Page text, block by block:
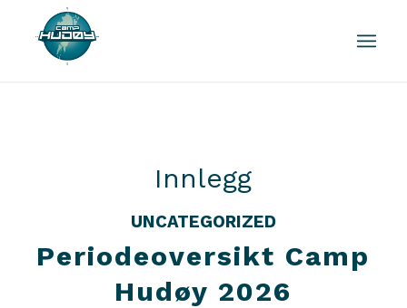
Innlegg
UNCATEGORIZED
Periodeoversikt Camp
Hudøy 2026